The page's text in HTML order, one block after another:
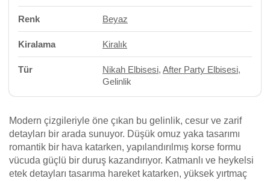
Renk Beyaz
Kiralama Kiralık
Tür Nikah Elbisesi, After Party Elbisesi,
Gelinlik
Modern çizgileriyle öne çıkan bu gelinlik, cesur ve zarif
detayları bir arada sunuyor. Düşük omuz yaka tasarımı
romantik bir hava katarken, yapılandırılmış korse formu
vücuda güçlü bir duruş kazandırıyor. Katmanlı ve heykelsi
etek detayları tasarıma hareket katarken, yüksek yırtmaç